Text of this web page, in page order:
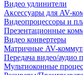
Видео удлинители
Аксессуары для AV-
Видеопроцессоры и
Презентационные
Видео конвертеры
Матричные AV-
Передача видео/аудио
Мультиоконные